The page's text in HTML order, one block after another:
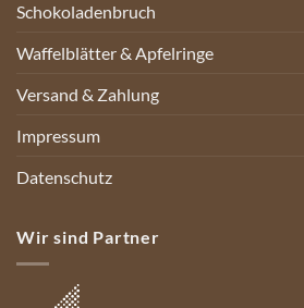
Schokoladenbruch
Waffelblätter & Apfelringe
Versand & Zahlung
Impressum
Datenschutz
Wir sind Partner